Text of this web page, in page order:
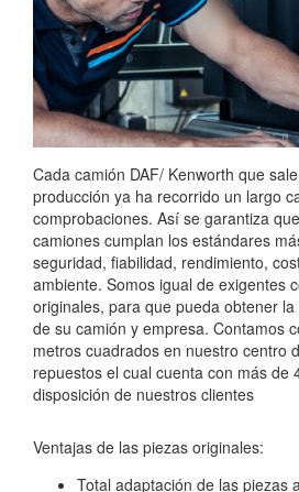
Cada camión DAF/ Kenworth que
producción ya ha recorrido un largo
comprobaciones. Así se garantiza
camiones cumplan los estándares
seguridad, fiabilidad, rendimiento,
ambiente. Somos igual de exigentes
originales, para que pueda obtener
de su camión y empresa. Contamos
metros cuadrados en nuestro centro
repuestos el cual cuenta con más de
disposición de nuestros clientes
Ventajas de las piezas originales:
Total adaptación de las piezas